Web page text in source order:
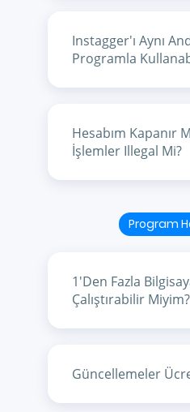
Instagger'ı Aynı
Programla
Hesabım Kapanır
İşlemler Illegal Mi?
Program
1'den Fazla
Çalıştırabilir Miyim?
Güncellemeler